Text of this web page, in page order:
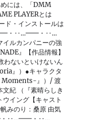
には、「DMM
PLAYERとは
ド・インストールは
・‥…━━・‥…
ルカンパニーの強
』【作品情報】
わないといけないん
』）●キャラクタ
Moments-』）/ 渡
紀 （『素晴らしき
イング【キャスト
みのり：桑原 由気